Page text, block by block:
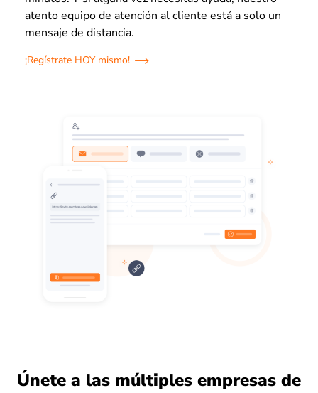
atento equipo de atención al cliente está a solo un
mensaje de distancia.
¡Regístrate HOY mismo!
Únete a las múltiples empresas de